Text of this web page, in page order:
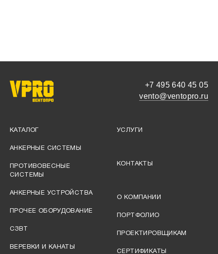
КАТАЛОГ
АНКЕРНЫЕ СИСТЕМЫ
ПРОТИВОВЕСНЫЕ
СИСТЕМЫ
АНКЕРНЫЕ УСТРОЙСТВА
ПРОЧЕЕ ОБОРУДОВАНИЕ
СЗВТ
ВЕРЕВКИ И КАНАТЫ
УСЛУГИ
О КОМПАНИИ
ПОРТФОЛИО
ПРОЕКТИРОВЩИКАМ
СЕРТИФИКАТЫ
КОНТАКТЫ
+7 495 640 45 05
vento@ventopro.ru